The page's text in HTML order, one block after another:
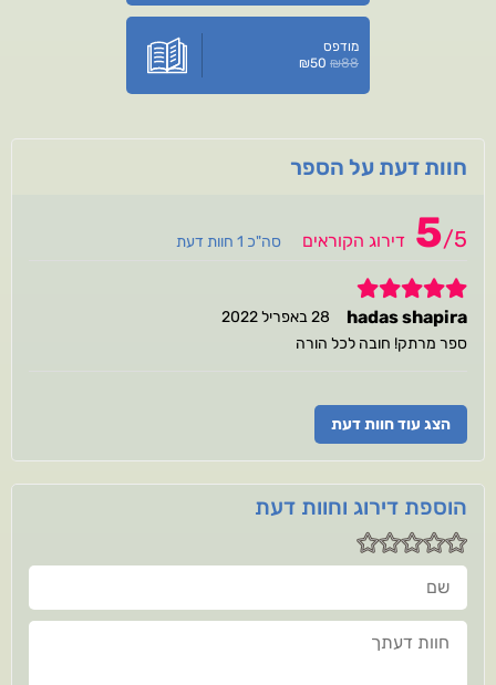
מודפס
₪88
₪50
חוות דעת על הספר
5/5 דירוג הקוראים סה"כ 1 חוות דעת
5
hadas shapira
28 באפריל 2022
ספר מרתק! חובה לכל הורה
הצג עוד חוות דעת
הוספת דירוג וחוות דעת
שם
חוות דעתך